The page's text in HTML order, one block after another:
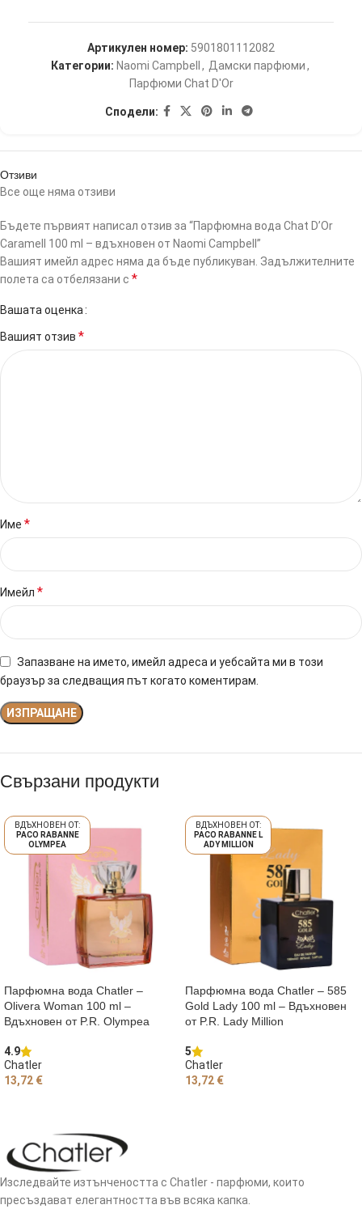
Артикулен номер: 5901801112082
Категории: Naomi Campbell , Дамски парфюми,
Парфюми Chat D'Or
Сподели:
Отзиви
Все още няма отзиви
Бъдете първият написал отзив за “Парфюмна вода Chat D’Or
Caramell 100 ml – вдъхновен от Naomi Campbell”
Вашият имейл адрес няма да бъде публикуван. Задължителните
полета са отбелязани с *
Вашата оценка
Вашият отзив *
Име *
Имейл *
Запазване на името, имейл адреса и уебсайта ми в този
браузър за следващия път когато коментирам.
Свързани продукти
PACO RABANNE
OLYMPEA
Парфюмна вода Chatler –
Olivera Woman 100 ml –
Вдъхновен от P.R. Olympea
4.9
Chatler
13,72 €
PACO RABANNE L
ADY MILLION
Парфюмна вода Chatler – 585
Gold Lady 100 ml – Вдъхновен
от P.R. Lady Million
5
Chatler
13,72 €
Изследвайте изтънчеността с Chatler - парфюми, които
пресъздават елегантността във всяка капка.